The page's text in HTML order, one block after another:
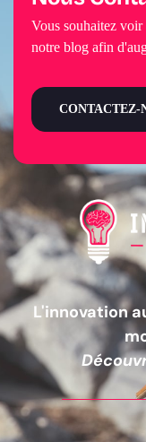
L'innovation
Vous souhaitez
notre blog afin
CONTACTEZ-